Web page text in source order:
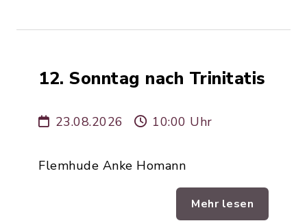
12. Sonntag nach Trinitatis
23.08.2026 10:00 Uhr
Flemhude Anke Homann
Mehr lesen